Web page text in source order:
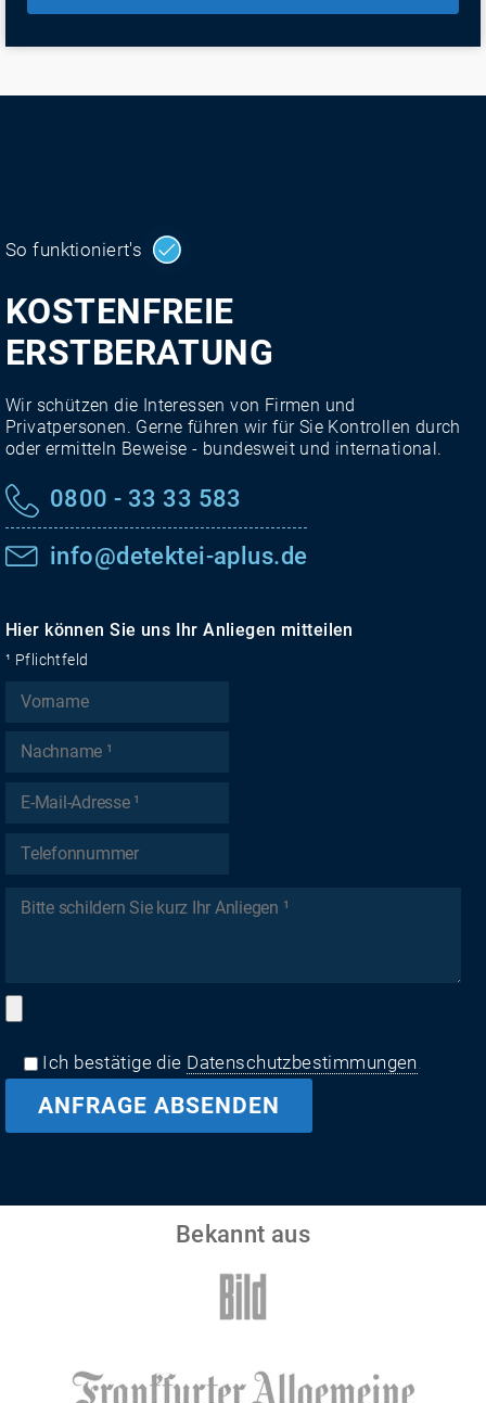
So funktioniert's
KOSTENFREIE
ERSTBERATUNG
Wir schützen die Interessen von Firmen und
Privatpersonen. Gerne führen wir für Sie Kontrollen durch
oder ermitteln Beweise - bundesweit und international.
0800 - 33 33 583
info@detektei-aplus.de
Hier können Sie uns Ihr Anliegen mitteilen
¹ Pflichtfeld
Ich bestätige die Datenschutzbestimmungen
Bekannt aus